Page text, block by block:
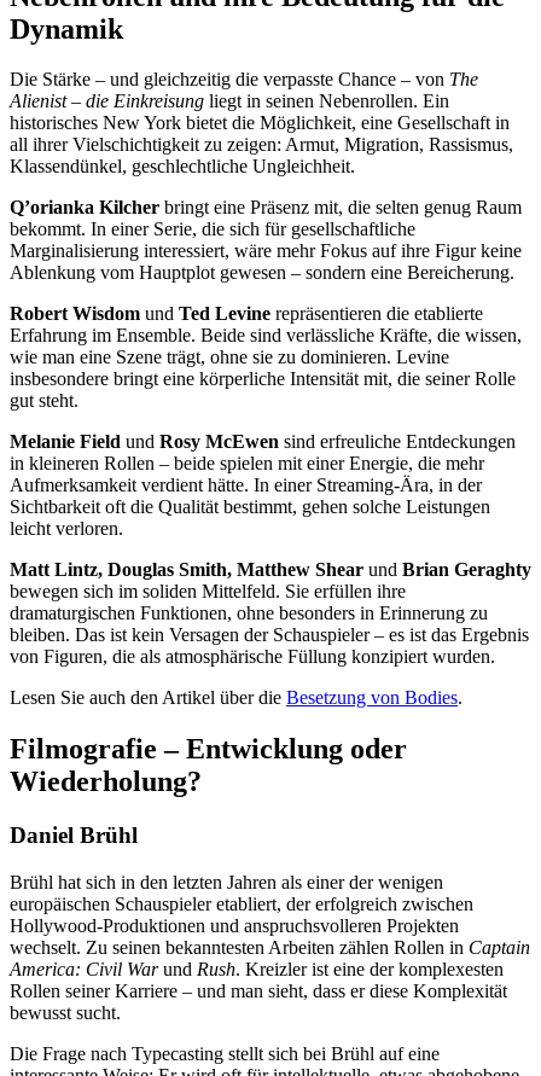
Dynamik
Die Stärke – und gleichzeitig die verpasste Chance – von The
Alienist – die Einkreisung liegt in seinen Nebenrollen. Ein
historisches New York bietet die Möglichkeit, eine Gesellschaft in
all ihrer Vielschichtigkeit zu zeigen: Armut, Migration, Rassismus,
Klassendünkel, geschlechtliche Ungleichheit.
Q’orianka Kilcher bringt eine Präsenz mit, die selten genug Raum
bekommt. In einer Serie, die sich für gesellschaftliche
Marginalisierung interessiert, wäre mehr Fokus auf ihre Figur keine
Ablenkung vom Hauptplot gewesen – sondern eine Bereicherung.
Robert Wisdom und Ted Levine repräsentieren die etablierte
Erfahrung im Ensemble. Beide sind verlässliche Kräfte, die wissen,
wie man eine Szene trägt, ohne sie zu dominieren. Levine
insbesondere bringt eine körperliche Intensität mit, die seiner Rolle
gut steht.
Melanie Field und Rosy McEwen sind erfreuliche Entdeckungen
in kleineren Rollen – beide spielen mit einer Energie, die mehr
Aufmerksamkeit verdient hätte. In einer Streaming-Ära, in der
Sichtbarkeit oft die Qualität bestimmt, gehen solche Leistungen
leicht verloren.
Matt Lintz, Douglas Smith, Matthew Shear und Brian Geraghty
bewegen sich im soliden Mittelfeld. Sie erfüllen ihre
dramaturgischen Funktionen, ohne besonders in Erinnerung zu
bleiben. Das ist kein Versagen der Schauspieler – es ist das Ergebnis
von Figuren, die als atmosphärische Füllung konzipiert wurden.
Lesen Sie auch den Artikel über die Besetzung von Bodies.
Filmografie – Entwicklung oder
Wiederholung?
Daniel Brühl
Brühl hat sich in den letzten Jahren als einer der wenigen
europäischen Schauspieler etabliert, der erfolgreich zwischen
Hollywood-Produktionen und anspruchsvolleren Projekten
wechselt. Zu seinen bekanntesten Arbeiten zählen Rollen in Captain
America: Civil Warund Rush. Kreizler ist eine der komplexesten
Rollen seiner Karriere – und man sieht, dass er diese Komplexität
bewusst sucht.
Die Frage nach Typecasting stellt sich bei Brühl auf eine